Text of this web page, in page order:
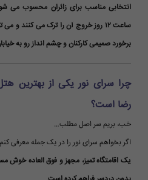
ساعت ۱۲ روز خروج آن را ترک می کنند و
برخورد صمیمی کارکنان و چشم انداز رو به
چرا سرای نور یکی از بهترین
رضا است؟
خب، بریم سر اصل مطلب…
اگر بخواهم سرای نور را در یک جمله معرفی
یک اقامتگاه تمیز، مجهز و فوق العاده خوش